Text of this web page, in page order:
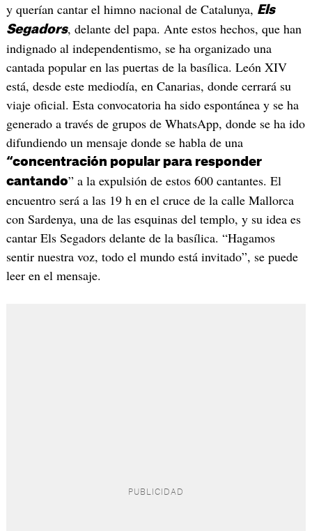
y querían cantar el himno nacional de Catalunya, Els
Segadors, delante del papa. Ante estos hechos, que han
indignado al independentismo, se ha organizado una
cantada popular en las puertas de la basílica. León XIV
está, desde este mediodía, en Canarias, donde cerrará su
viaje oficial. Esta convocatoria ha sido espontánea y se ha
generado a través de grupos de WhatsApp, donde se ha ido
difundiendo un mensaje donde se habla de una
“concentración popular para responder
cantando” a la expulsión de estos 600 cantantes. El
encuentro será a las 19 h en el cruce de la calle Mallorca
con Sardenya, una de las esquinas del templo, y su idea es
cantar Els Segadors delante de la basílica. “Hagamos
sentir nuestra voz, todo el mundo está invitado”, se puede
leer en el mensaje.